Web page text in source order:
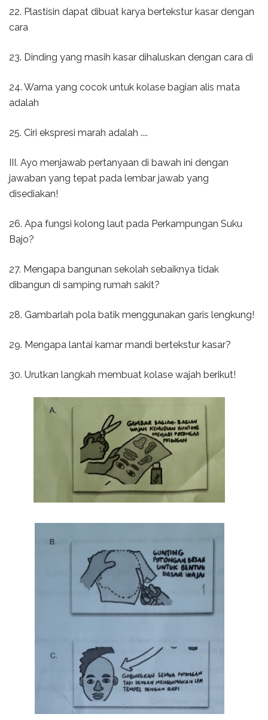
22. Plastisin dapat dibuat karya bertekstur kasar dengan
cara
23. Dinding yang masih kasar dihaluskan dengan cara di
24. Warna yang cocok untuk kolase bagian alis mata
adalah
25. Ciri ekspresi marah adalah ....
III. Ayo menjawab pertanyaan di bawah ini dengan
jawaban yang tepat pada lembar jawab yang
disediakan!
26. Apa fungsi kolong laut pada Perkampungan Suku
Bajo?
27. Mengapa bangunan sekolah sebaiknya tidak
dibangun di samping rumah sakit?
28. Gambarlah pola batik menggunakan garis lengkung!
29. Mengapa lantai kamar mandi bertekstur kasar?
30. Urutkan langkah membuat kolase wajah berikut!